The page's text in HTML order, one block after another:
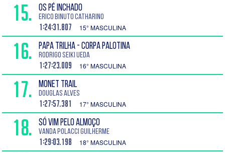
15. OS PÉ INCHADO
Erico Binuto Catharino
1:24:31.807 15° MASCULINA
16. PAPA TRILHA - CORPA PALOTINA
Rodrigo Seiki Ueda
1:27:23.009 16° MASCULINA
17. MONET TRAIL
Douglas Alves
1:27:57.381 17° MASCULINA
18. SÓ VIM PELO ALMOÇO
Vanda Polacci Guilherme
1:29:03.198 18° MASCULINA